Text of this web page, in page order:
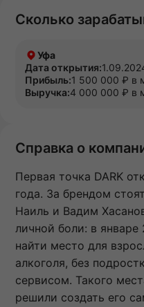
Сколько
Уфа
Дата открытия:
Прибыль:1 500 000 ₽ в
Выручка:4 000 000 ₽ в
Справка о
Первая точка DARK
года. За брендом
Наиль и Вадим
личной боли: в январе
найти место для
алкоголя, без
сервисом. Такого
решили создать его